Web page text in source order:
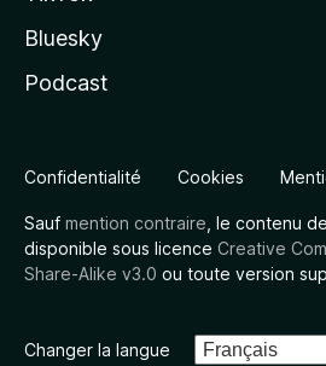
Bluesky
Podcast
Confidentialité Cookies
Sauf mention contraire , le contenu
disponible sous licence Creative
Share-Alike v3.0 ou toute version
Changer la langue